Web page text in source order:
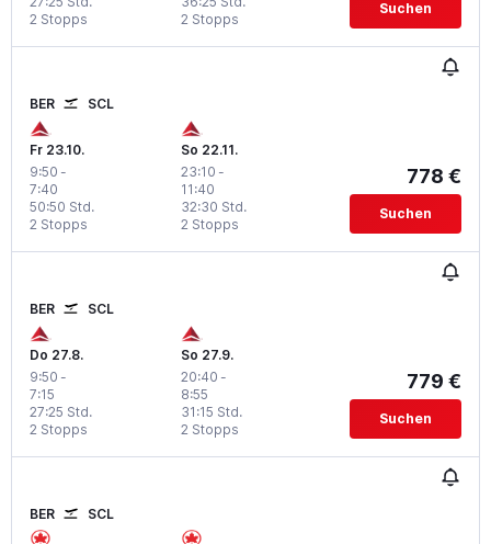
2 Stopps 2 Stopps
Suchen
BER SCL
Fr 23.10.
9:50 -
7:40
2 Stopps
50:50 Std.
So 22.11.
23:10 -
11:40
2 Stopps
32:30 Std.
778 €
Suchen
BER SCL
Do 27.8.
9:50 -
7:15
2 Stopps
27:25 Std.
So 27.9.
20:40 -
8:55
2 Stopps
31:15 Std.
779 €
Suchen
BER SCL